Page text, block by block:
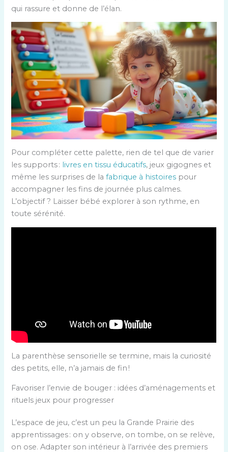
qui rassure et donne de l’élan.
Pour compléter cette palette, rien de tel que de varier
les supports : livres en tissu éducatifs, jeux gigognes et
même les surprises de lafabrique à histoires pour
accompagner les fins de journée plus calmes.
L’objectif ? Laisser bébé explorer à son rythme, en
toute sérénité.
La parenthèse sensorielle se termine, mais la curiosité
des petits, elle, n’a jamais de fin !
Favoriser l’envie de bouger : idées d’aménagements et
rituels jeux pour progresser
L’espace de jeu, c’est un peu la Grande Prairie des
apprentissages : on y observe, on tombe, on se relève,
on ose. Adapter son intérieur à l’arrivée des premiers